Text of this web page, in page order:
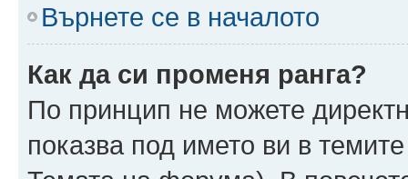
Върнете се в началото
Как да си променя ранга?
По принцип не можете
показва под името ви в